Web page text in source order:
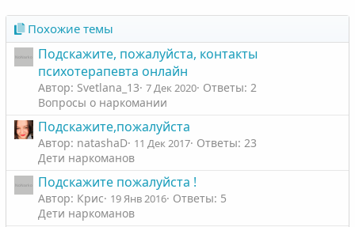
в
н
ы
й
г
о
л
с
в
н
ы
й
г
л
Похожие темы
Подскажите, пожалуйста, контакты
психотерапевта онлайн
Автор: Svetlana_13 7 Дек 2020 Ответы: 2
Вопросы о наркомании
Подскажите,пожалуйста
Автор: natashaD 11 Дек 2017 Ответы: 23
Дети наркоманов
Подскажите пожалуйста !
Автор: Крис 19 Янв 2016 Ответы: 5
Дети наркоманов